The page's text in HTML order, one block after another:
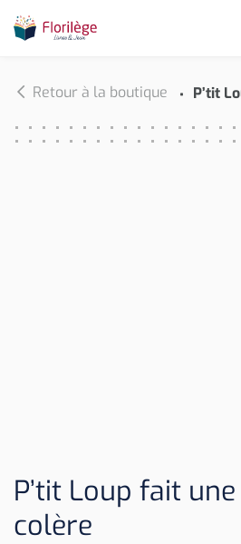
Retour à la boutique P’tit
P’tit Loup fait une
colère